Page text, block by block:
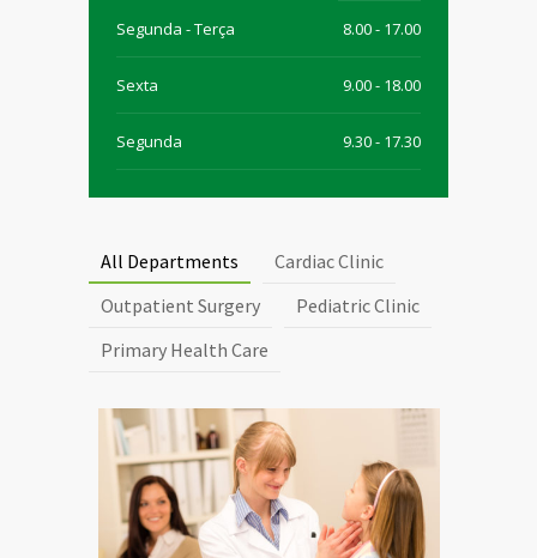
Segunda - Terça 8.00 - 17.00
Sexta 9.00 - 18.00
Segunda 9.30 - 17.30
Quarta 9.30 - 15.00
All Departments
Cardiac Clinic
Outpatient Surgery
Pediatric Clinic
Primary Health Care